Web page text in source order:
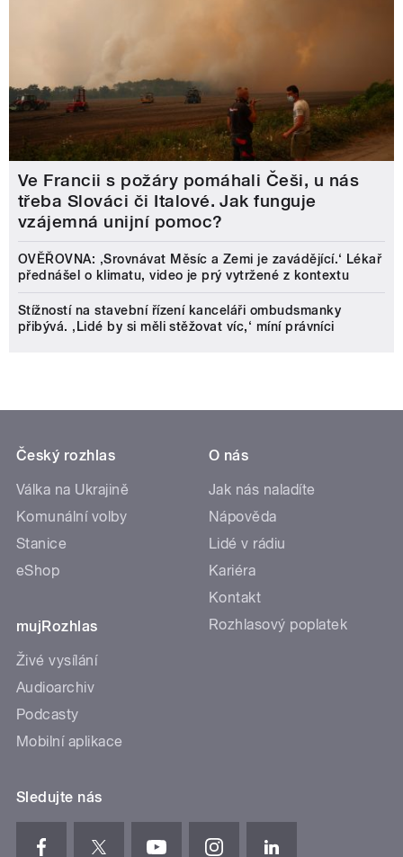
Ve Francii s požáry pomáhali Češi, u nás
třeba Slováci či Italové. Jak funguje
vzájemná unijní pomoc?
OVĚŘOVNA: ‚Srovnávat Měsíc a Zemi je zavádějící.‘ Lékař
přednášel o klimatu, video je prý vytržené z kontextu
Stížností na stavební řízení kanceláři ombudsmanky
přibývá. ‚Lidé by si měli stěžovat víc,‘ míní právníci
Český rozhlas
Válka na Ukrajině
Komunální volby
Stanice
eShop
mujRozhlas
Živé vysílání
Audioarchiv
Podcasty
Mobilní aplikace
O nás
Jak nás naladíte
Nápověda
Lidé v rádiu
Kariéra
Kontakt
Rozhlasový poplatek
Sledujte nás